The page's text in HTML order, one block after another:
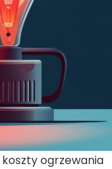
koszty ogrzewania